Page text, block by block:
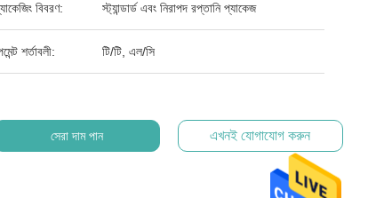
বিবরণ: স্ট্যান্ডার্ড এবং নিরাপদ রপ্তানি প্যাকেজ
শর্তাবলী: টি/টি, এল/সি
সেরা দাম পান এখনই যোগাযোগ করুন